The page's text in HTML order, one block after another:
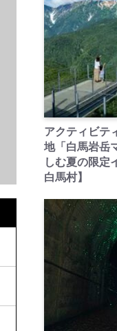
アクティビテ
地「白馬岩岳
しむ夏の限定
白馬村】